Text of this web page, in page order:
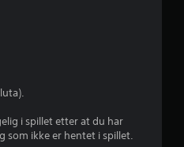
i spillet etter at du har
som ikke er hentet i spillet.